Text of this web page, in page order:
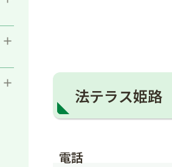
add
add
法テラス姫路
電話